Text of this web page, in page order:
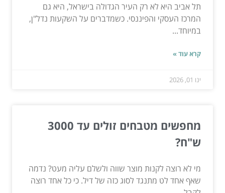
תל אביב היא לא רק העיר הגדולה בישראל, היא גם
המרכז העסקי והפיננסי. כשמדברים על השקעות נדל"ן,
במיוחד...
קרא עוד »
ינו 01, 2026
מחפשים מטבחים זולים עד 3000
ש"ח?
מי לא רוצה לקנות מוצר שווה ולשלם עליה מעט? נדמה
שאף אחד לט מתנגד לסוג כזה של דיל. כי כל אחד רוצה